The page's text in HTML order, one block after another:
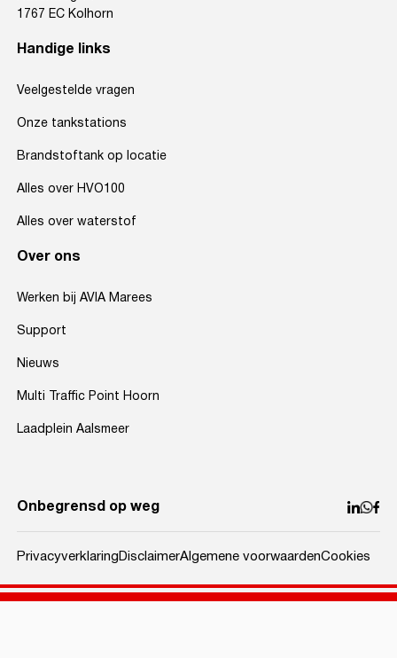
1767 EC Kolhorn
Handige links
Veelgestelde vragen
Onze tankstations
Brandstoftank op locatie
Alles over HVO100
Alles over waterstof
Over ons
Werken bij AVIA Marees
Support
Nieuws
Multi Traffic Point Hoorn
Laadplein Aalsmeer
Onbegrensd op weg
PrivacyverklaringDisclaimerAlgemene voorwaardenCookies